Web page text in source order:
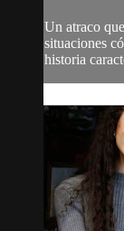
Un atraco
situaciones
historia